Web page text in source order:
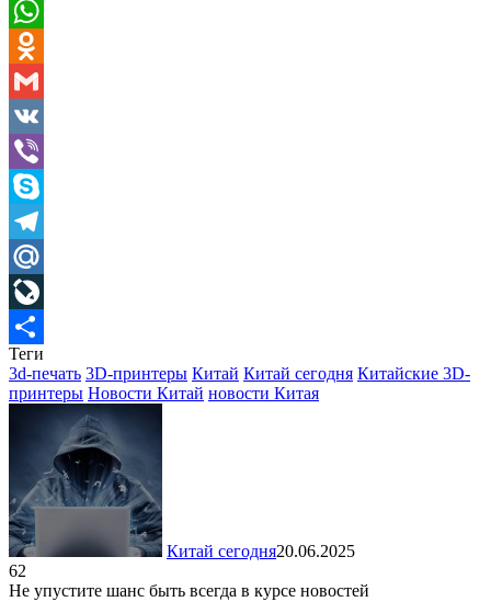
Pinterest
WhatsApp
Odnoklassniki
Gmail
VK
Viber
Skype
Telegram
Mail.Ru
LiveJournal
Отправить
Теги
3d-печать 3D-принтеры Китай Китай сегодня Китайские 3D-
принтеры Новости Китай новости Китая
Китай сегодня20.06.2025
62
Не упустите шанс быть всегда в курсе новостей